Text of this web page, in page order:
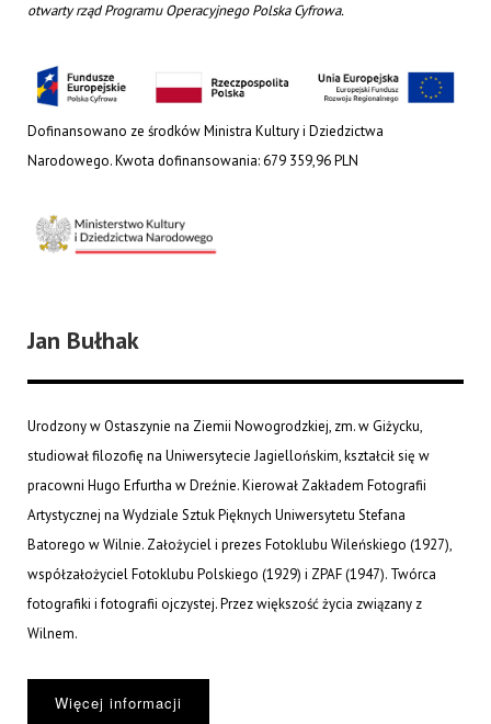
otwarty rząd Programu Operacyjnego Polska Cyfrowa.
Dofinansowano ze środków Ministra Kultury i Dziedzictwa
Narodowego. Kwota dofinansowania: 679 359,96 PLN
Jan Bułhak
Urodzony w Ostaszynie na Ziemii Nowogrodzkiej, zm. w Giżycku,
studiował filozofię na Uniwersytecie Jagiellońskim, kształcił się w
pracowni Hugo Erfurtha w Dreźnie. Kierował Zakładem Fotografii
Artystycznej na Wydziale Sztuk Pięknych Uniwersytetu Stefana
Batorego w Wilnie. Założyciel i prezes Fotoklubu Wileńskiego (1927),
współzałożyciel Fotoklubu Polskiego (1929) i ZPAF (1947). Twórca
fotografiki i fotografii ojczystej. Przez większość życia związany z
Wilnem.
Więcej informacji